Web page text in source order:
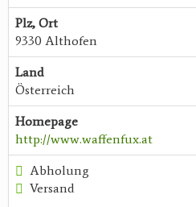
Plz, Ort
9330 Althofen
Land
Österreich
Homepage
http://www.waffenfux.at
Abholung
Versand